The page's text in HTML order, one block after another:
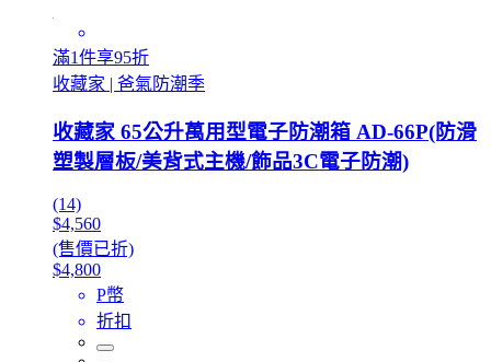
滿1件享95折
收藏家 | 爸氣防潮季
收藏家 65公升萬用型電子防潮箱 AD-66P(防滑
塑製層板/美背式主機/飾品3C電子防潮)
(14)
$4,560
(售價已折)
$4,800
P幣
折扣